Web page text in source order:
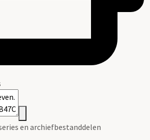
en archiefbestanddelen